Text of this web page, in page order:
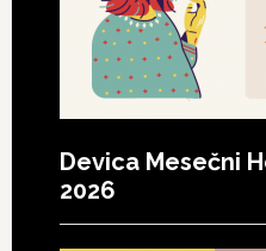
Devica Mesečni
2026